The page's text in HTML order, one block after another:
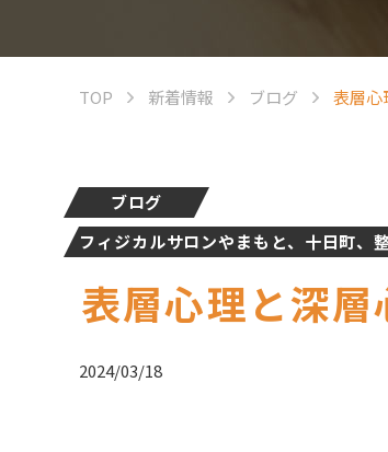
TOP 新着情報 ブログ 表層心
ブログ
フィジカルサロンやまもと、十日町、
表層心理と深
2024/03/18